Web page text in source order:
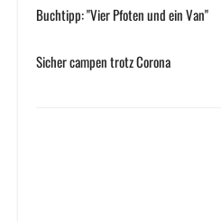
Buchtipp: "Vier Pfoten und ein Van"
Sicher campen trotz Corona